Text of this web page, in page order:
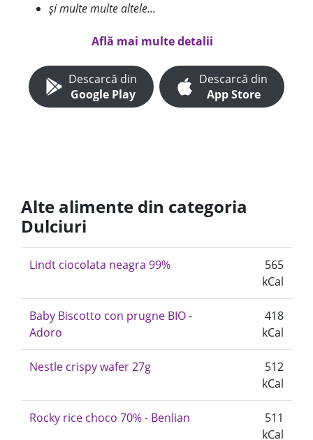
și multe multe altele...
Află mai multe detalii
Descarcă din
Google Play
Descarcă din
App Store
Alte alimente din categoria
Dulciuri
Lindt ciocolata neagra 99%
565
kCal
Baby Biscotto con prugne BIO -
Adoro
418
kCal
Nestle crispy wafer 27g
512
kCal
Rocky rice choco 70% - Benlian
511
kCal